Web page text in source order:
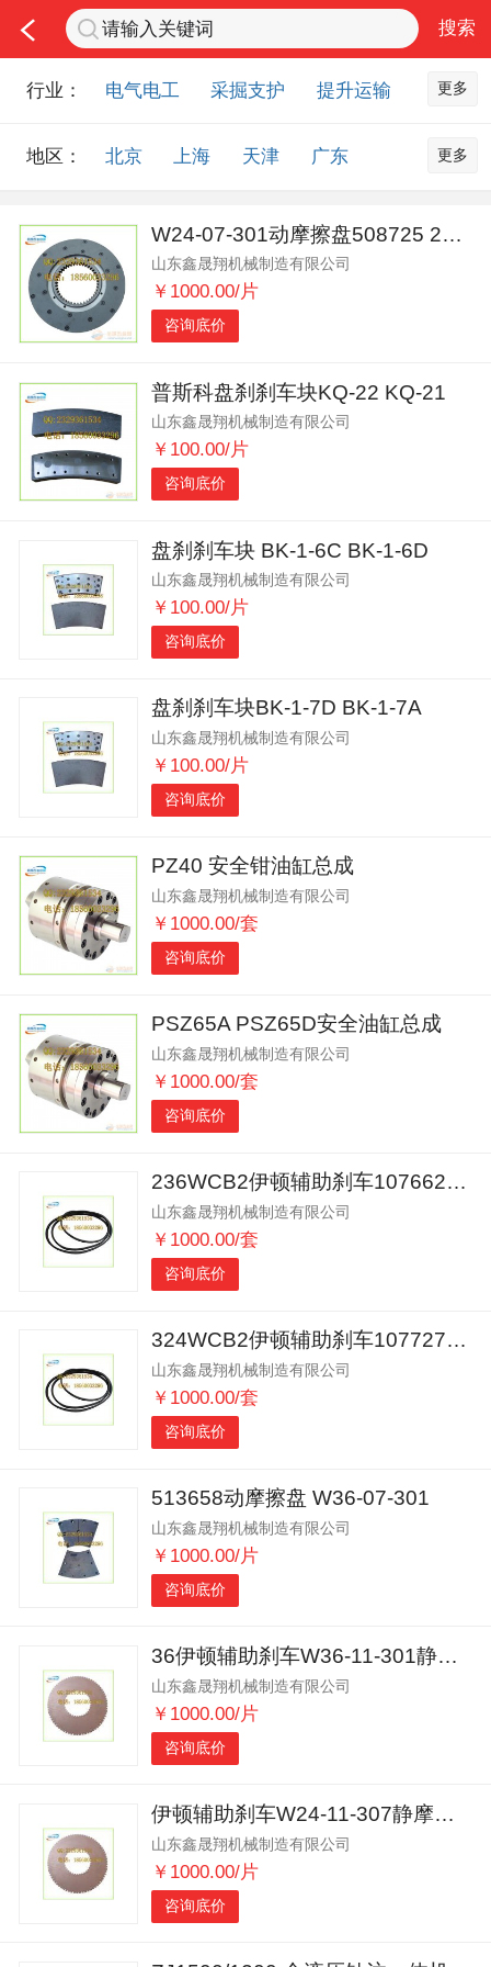
行业： 电气电工 采掘支护
提升运输
排水设备
钻探设备
非金属品
化工化学
安防设备
矿用物资
应急救援
智能制造
农业机械
交通机械
更多
地区： 北京 上海 天津
广东
内蒙古 黑龙江
吉林
辽宁
江苏 浙江
湖北
湖南
安徽
江西
陕西
云南
西藏 甘肃
青海
宁夏
海南 新疆
台湾
香港
澳门 国外地区
更多
W24-07-301动摩擦盘508725 24寸
山东鑫晟翔机械制造有限公司
￥1000.00/片
咨询底价
普斯科盘刹刹车块KQ-22 KQ-21
山东鑫晟翔机械制造有限公司
￥100.00/片
咨询底价
盘刹刹车块 BK-1-6C BK-1-6D
山东鑫晟翔机械制造有限公司
￥100.00/片
咨询底价
盘刹刹车块BK-1-7D BK-1-7A
山东鑫晟翔机械制造有限公司
￥100.00/片
咨询底价
PZ40 安全钳油缸总成
山东鑫晟翔机械制造有限公司
￥1000.00/套
咨询底价
PSZ65A PSZ65D安全油缸总成
山东鑫晟翔机械制造有限公司
￥1000.00/套
咨询底价
236WCB2伊顿辅助刹车107662C气缸维修包
山东鑫晟翔机械制造有限公司
￥1000.00/套
咨询底价
324WCB2伊顿辅助刹车107727C 气缸维修包
山东鑫晟翔机械制造有限公司
￥1000.00/套
咨询底价
513658动摩擦盘 W36-07-301
山东鑫晟翔机械制造有限公司
￥1000.00/片
咨询底价
36伊顿辅助刹车W36-11-301静摩擦铜盘416527
山东鑫晟翔机械制造有限公司
￥1000.00/片
咨询底价
伊顿辅助刹车W24-11-307静摩擦铜盘508459
山东鑫晟翔机械制造有限公司
￥1000.00/片
咨询底价